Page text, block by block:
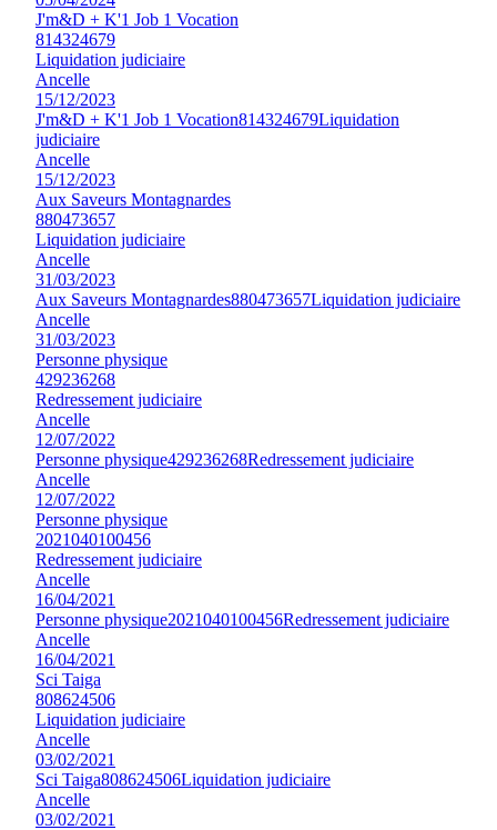
J'm&D + K'1 Job 1 Vocation
814324679
Liquidation judiciaire
Ancelle
15/12/2023
J'm&D + K'1 Job 1 Vocation814324679Liquidation
judiciaire
Ancelle
15/12/2023
Aux Saveurs Montagnardes
880473657
Liquidation judiciaire
Ancelle
31/03/2023
Aux Saveurs Montagnardes880473657Liquidation judiciaire
Ancelle
31/03/2023
Personne physique
429236268
Redressement judiciaire
Ancelle
12/07/2022
Personne physique429236268Redressement judiciaire
Ancelle
12/07/2022
Personne physique
2021040100456
Redressement judiciaire
Ancelle
16/04/2021
Personne physique2021040100456Redressement judiciaire
Ancelle
16/04/2021
Sci Taiga
808624506
Liquidation judiciaire
Ancelle
03/02/2021
Sci Taiga808624506Liquidation judiciaire
Ancelle
03/02/2021